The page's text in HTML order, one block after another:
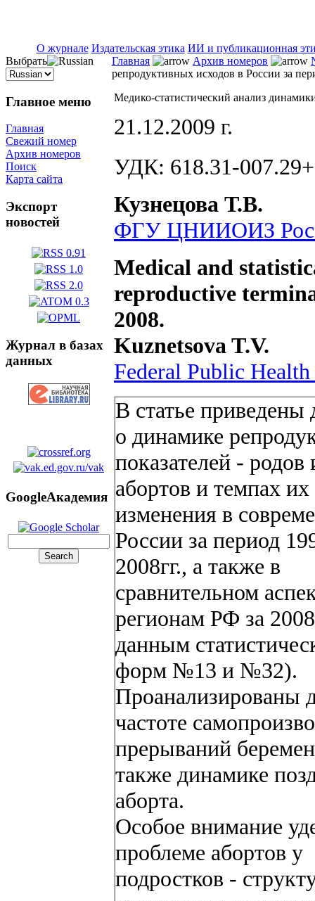
О журнале Издательская этика ИИ и публикационная
Выбрать
Главное меню
Главная
Свежий номер
Архив номеров
Поиск
Карта сайта
Экспорт
новостей
Журнал в базах
данных
GoogleАкадемия
Главная Архив номеров
репродуктивных исходов в России за
Медико-статистический анализ
21.12.2009 г.
УДК: 618.31-
Кузнецова Т.В.
ФГУ ЦНИИОИЗ
Medical and
reproductive
2008.
Kuznetsova T.V.
Federal Public
В статье приведены
о динамике
показателей - родов
абортов и темпах их
изменения в
России за период
2008гг., а также в
сравнительном
регионам РФ за
данным
форм №13 и №32).
Проанализированы
частоте
прерываний
также динамике
аборта.
Особое внимание
проблеме абортов у
подростков -